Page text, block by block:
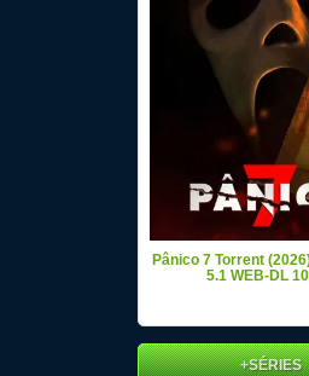
Pânico 7 Torrent
5.1 WEB-DL
+SÉRIES